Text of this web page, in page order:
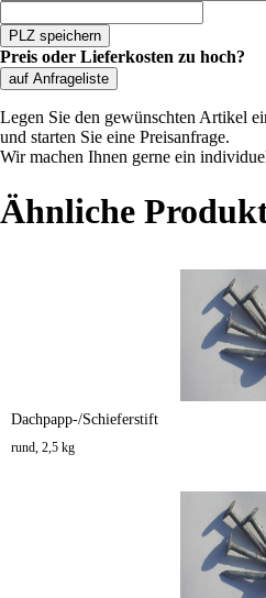
PLZ speichern
Preis oder Lieferkosten zu hoch?
auf Anfrageliste
Legen Sie den gewünschten Artikel
und starten Sie eine Preisanfrage.
Wir machen Ihnen gerne ein
Ähnliche
Dachpapp-/Schieferstift
rund, 2,5 kg